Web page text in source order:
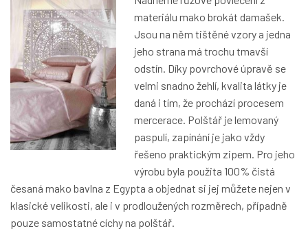
materiálu mako brokát damašek.
Jsou na něm tištěné vzory a jedna
jeho strana má trochu tmavší
odstín. Díky povrchové úpravě se
velmi snadno žehlí, kvalita látky je
daná i tím, že prochází procesem
mercerace. Polštář je lemovaný
paspulí, zapínání je jako vždy
řešeno praktickým zipem. Pro jeho
výrobu byla použita 100% čistá
česaná mako bavlna z Egypta a objednat si jej můžete nejen v
klasické velikosti, ale i v prodloužených rozměrech, případně
pouze samostatné cíchy na polštář.